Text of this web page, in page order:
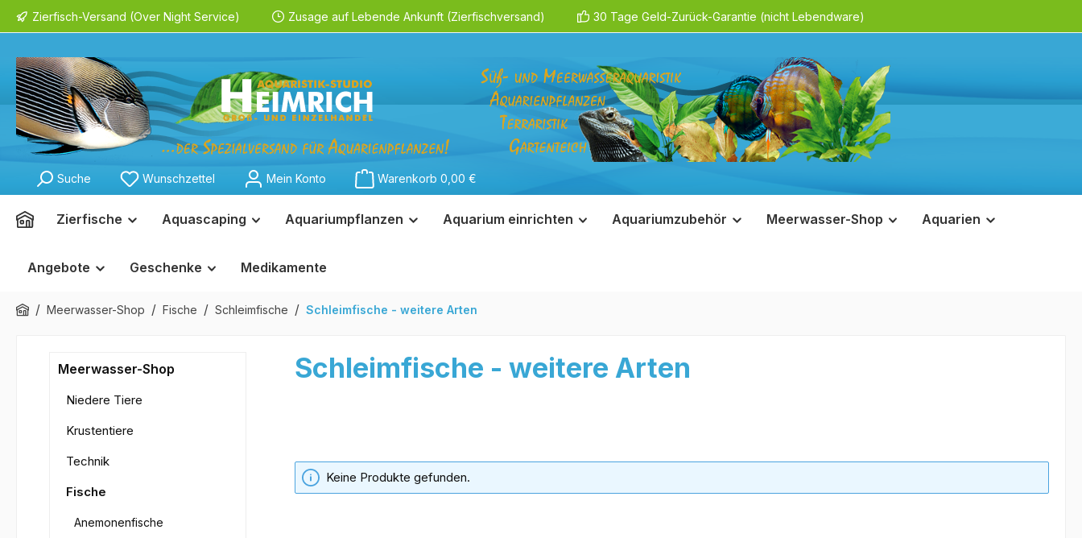
Zur Hauptnavigation springen
Zierfisch-Versand (Over Night Service) Zusage auf Lebende Ankunft (Zierfischversand) 30 Tage Geld-Zurück-Garantie (nicht Lebendware)
Suche Wunschzettel Mein Konto Warenkorb 0,00 €
Zierfische Aquascaping Aquariumpflanzen Aquarium einrichten Aquariumzubehör Meerwasser-Shop Aquarien
Angebote Geschenke Medikamente
/ Meerwasser-Shop / Fische / Schleimfische / Schleimfische - weitere Arten
Meerwasser-Shop
Niedere Tiere
Krustentiere
Technik
Fische
Anemonenfische
Schleimfische - weitere Arten
Keine Produkte gefunden.